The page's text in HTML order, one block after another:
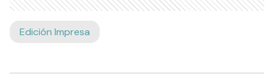
Edición Impresa